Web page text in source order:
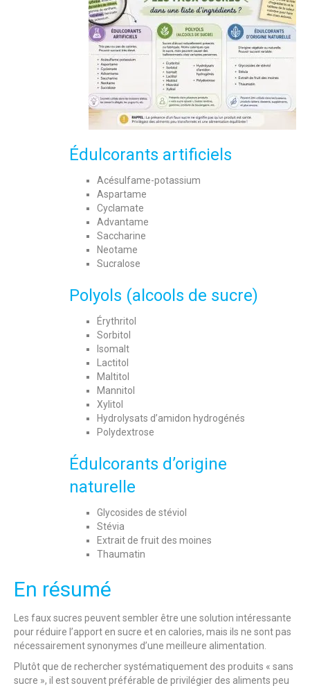
Édulcorants artificiels
Acésulfame-potassium
Aspartame
Cyclamate
Advantame
Saccharine
Neotame
Sucralose
Polyols (alcools de sucre)
Érythritol
Sorbitol
Isomalt
Lactitol
Maltitol
Mannitol
Xylitol
Hydrolysats d’amidon hydrogénés
Polydextrose
Édulcorants d’origine
naturelle
Glycosides de stéviol
Stévia
Extrait de fruit des moines
Thaumatin
En résumé
Les faux sucres peuvent sembler être une solution intéressante
pour réduire l’apport en sucre et en calories, mais ils ne sont pas
nécessairement synonymes d’une meilleure alimentation.
Plutôt que de rechercher systématiquement des produits « sans
sucre », il est souvent préférable de privilégier des aliments peu